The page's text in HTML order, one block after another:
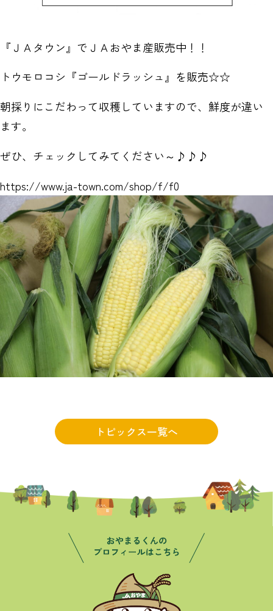
『ＪＡタウン』でＪＡおやま産販売中！！
トウモロコシ『ゴールドラッシュ』を販売☆☆
朝採りにこだわって収穫していますので、鮮度が違い
ます。
ぜひ、チェックしてみてください～♪♪♪
https://www.ja-town.com/shop/f/f0
トピックス一覧へ